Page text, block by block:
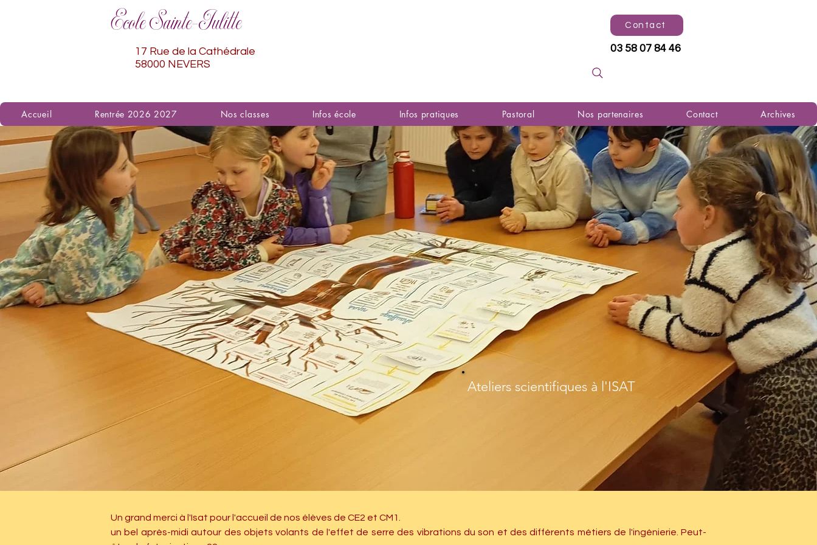
Ecole Sainte-Julitte
17 Rue de la Cathédrale
58000 NEVERS
Contact
03 58 07 84 46
Accueil Rentrée 2026 2027 Nos classes Infos école Infos pratiques Pastoral Nos partenaires Contact Archives
Ateliers scientifiques à l'ISAT
Un grand merci à l'Isat pour l'accueil de nos élèves de CE2 et CM1.
un bel après-midi autour des objets volants de l'effet de serre des vibrations du son et des différents métiers de l'ingénierie. Peut-